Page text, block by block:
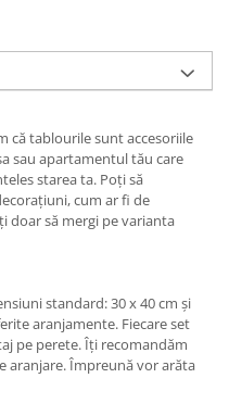
că tablourile sunt accesoriile
sau apartamentul tău care
starea ta. Poți să
cum ar fi de
doar să mergi pe varianta
standard: 30 x 40 cm și
aranjamente. Fiecare set
pe perete. Îți recomandăm
aranjare. Împreună vor arăta